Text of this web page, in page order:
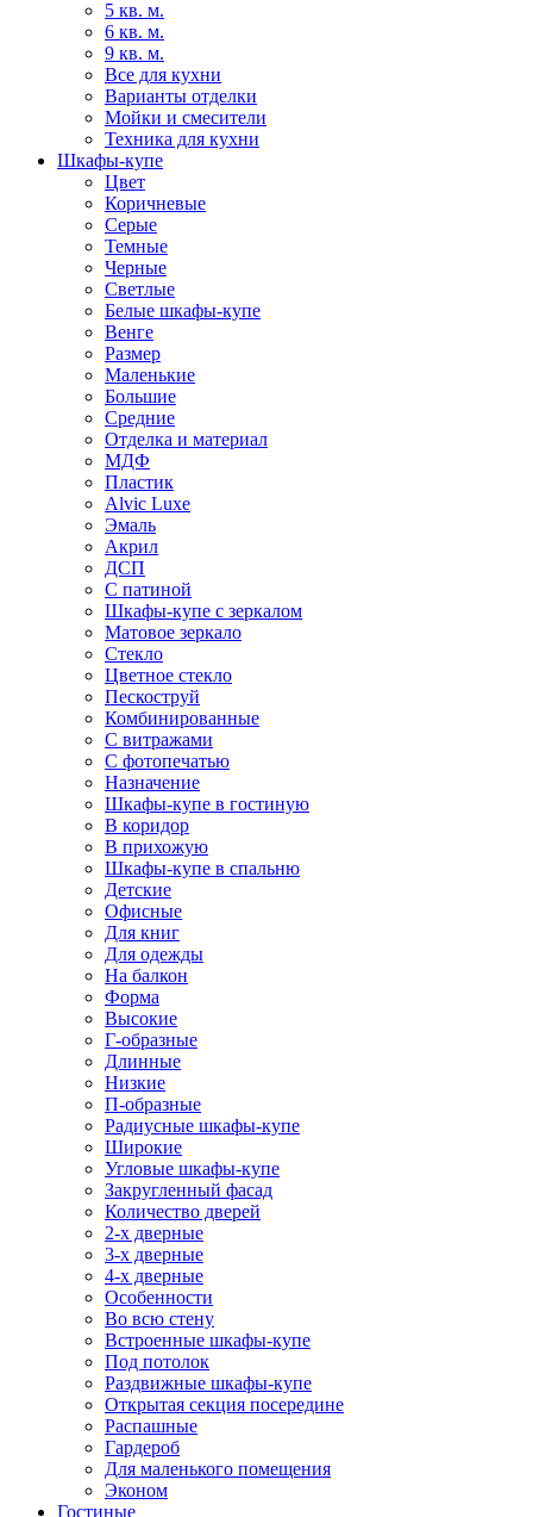
5 кв. м.
6 кв. м.
9 кв. м.
Все для кухни
Варианты отделки
Мойки и смесители
Техника для кухни
Шкафы-купе
Цвет
Коричневые
Серые
Темные
Черные
Светлые
Белые шкафы-купе
Венге
Размер
Маленькие
Большие
Средние
Отделка и материал
МДФ
Пластик
Alvic Luxe
Эмаль
Акрил
ДСП
С патиной
Шкафы-купе с зеркалом
Матовое зеркало
Стекло
Цветное стекло
Пескоструй
Комбинированные
С витражами
С фотопечатью
Назначение
Шкафы-купе в гостиную
В коридор
В прихожую
Шкафы-купе в спальню
Детские
Офисные
Для книг
Для одежды
На балкон
Форма
Высокие
Г-образные
Длинные
Низкие
П-образные
Радиусные шкафы-купе
Широкие
Угловые шкафы-купе
Закругленный фасад
Количество дверей
2-х дверные
3-х дверные
4-х дверные
Особенности
Во всю стену
Встроенные шкафы-купе
Под потолок
Раздвижные шкафы-купе
Открытая секция посередине
Распашные
Гардероб
Для маленького помещения
Эконом
Гостиные